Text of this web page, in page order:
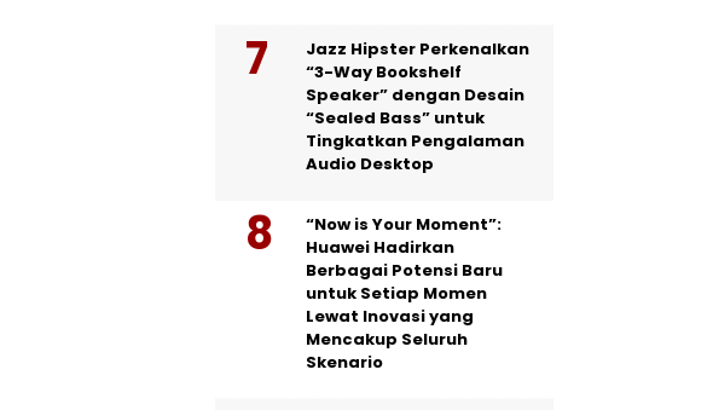
Jazz Hipster Perkenalkan
“3-Way Bookshelf
Speaker” dengan Desain
“Sealed Bass” untuk
Tingkatkan Pengalaman
Audio Desktop
“Now is Your Moment”:
Huawei Hadirkan
Berbagai Potensi Baru
untuk Setiap Momen
Lewat Inovasi yang
Mencakup Seluruh
Skenario